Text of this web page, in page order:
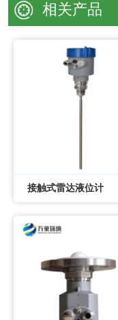
相关产品
接触式雷达液位计